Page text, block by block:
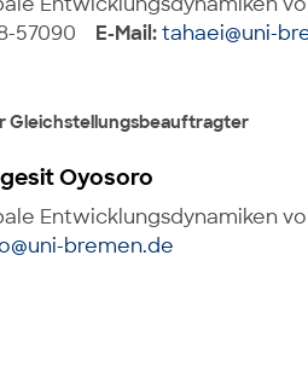
57090 E-Mail:tahaei@uni-
Gleichstellungsbeauftragter
Oyosoro
Entwicklungsdynamiken
bremen.de